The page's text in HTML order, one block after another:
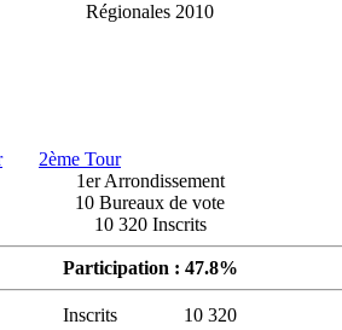
Régionales 2010
2ème Tour
1er Arrondissement
10 Bureaux de vote
10 320 Inscrits
Participation : 47.8%
Inscrits
10 320